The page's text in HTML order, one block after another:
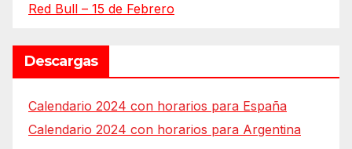
Red Bull – 15 de Febrero
Descargas
Calendario 2024 con horarios para España
Calendario 2024 con horarios para Argentina